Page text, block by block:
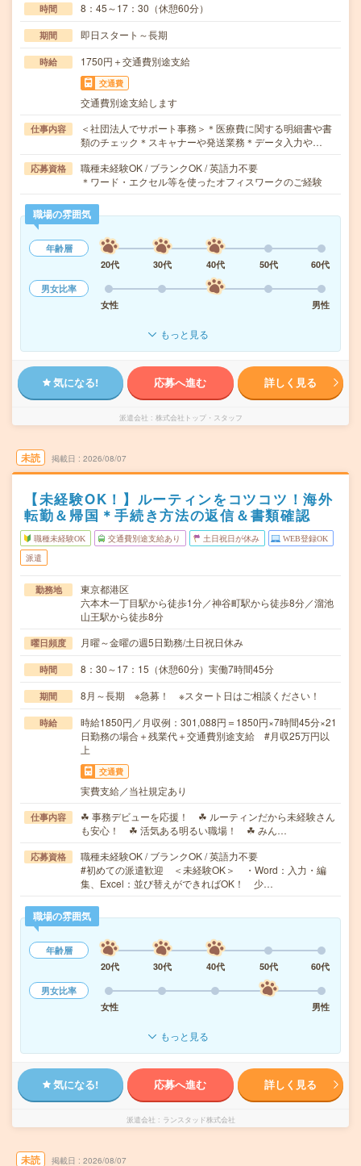
時間 8：45～17：30（休憩60分）
期間 即日スタート～長期
時給 1750円＋交通費別途支給
交通費
交通費別途支給します
仕事内容
＜社団法人でサポート事務＞＊医療費に関する明細書や書
類のチェック＊スキャナーや発送業務＊データ入力や…
応募資格
職種未経験OK / ブランクOK / 英語力不要
＊ワード・エクセル等を使ったオフィスワークのご経験
職場の雰囲気
年齢層
20代
30代 40代 50代
60代
男女比率
女性
男性
もっと見る
気になる! 応募へ進む 詳しく見る
派遣会社 株式会社トップ・スタッフ
未読 掲載日 2026/08/07
【未経験OK！】ルーティンをコツコツ！海外
転勤＆帰国＊手続き方法の返信＆書類確認
職種未経験OK 交通費別途支給あり 土日祝日が休み WEB登録OK
派遣
勤務地
東京都港区
六本木一丁目駅から徒歩1分／神谷町駅から徒歩8分／溜池
山王駅から徒歩8分
曜日頻度 月曜～金曜の週5日勤務/土日祝日休み
時間 8：30～17：15（休憩60分）実働7時間45分
期間 8月～長期 ※急募！ ※スタート日はご相談ください！
時給
時給1850円／月収例：301,088円＝1850円×7時間45分×21
日勤務の場合＋残業代＋交通費別途支給 #月収25万円以
上
交通費
実費支給／当社規定あり
仕事内容
☘ 事務デビューを応援！ ☘ ルーティンだから未経験さん
も安心！ ☘ 活気ある明るい職場！ ☘ みん…
応募資格
職種未経験OK / ブランクOK / 英語力不要
#初めての派遣歓迎 ＜未経験OK＞ ・Word：入力・編
集、Excel：並び替えができればOK！ 少…
職場の雰囲気
年齢層
20代
30代 40代 50代
60代
男女比率
女性
男性
もっと見る
気になる! 応募へ進む 詳しく見る
派遣会社 ランスタッド株式会社
未読 掲載日 2026/08/07